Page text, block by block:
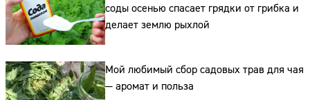
соды осенью спасает грядки от грибка и
делает землю рыхлой
Мой любимый сбор садовых трав для чая
— аромат и польза